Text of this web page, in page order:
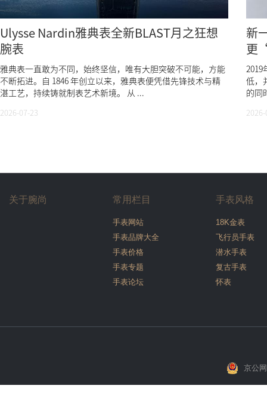
Ulysse Nardin雅典表全新BLAST月之狂想
腕表
雅典表一直敢为不同，始终坚信，唯有大胆突破不可能，方能
不断拓进。自 1846 年创立以来，雅典表便凭借先锋技术与精
湛工艺，持续铸就制表艺术新境。 从 ...
2026-07-23
新
更
2019
低，
的同
关于腕尚 常用栏目
手表网站
手表品牌大全
手表价格
手表专题
手表论坛
手表风格
18K金表
飞行员手表
潜水手表
复古手表
怀表
京公